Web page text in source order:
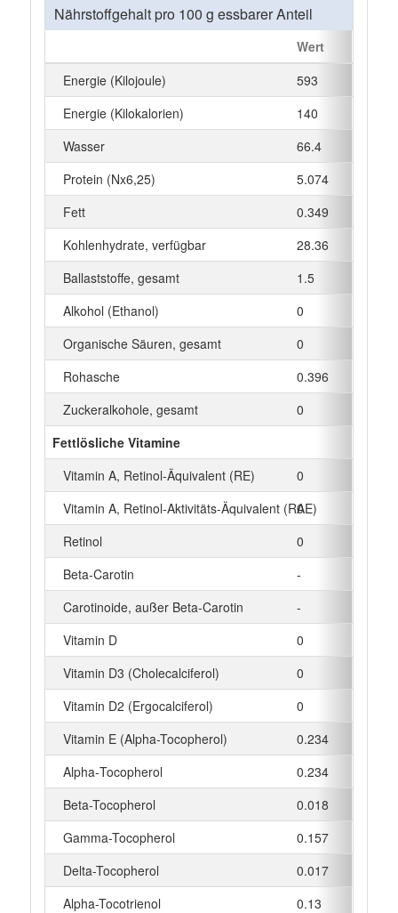
Nährstoffgehalt pro 100 g essbarer Anteil
Wert
Energie (Kilojoule)
593
Energie (Kilokalorien)
140
Wasser
66.4
Protein (Nx6,25)
5.074
Fett
0.349
Kohlenhydrate, verfügbar
28.36
Ballaststoffe, gesamt
1.5
Alkohol (Ethanol)
0
Organische Säuren, gesamt
0
Rohasche
0.396
Zuckeralkohole, gesamt
0
Fettlösliche Vitamine
Vitamin A, Retinol-Äquivalent (RE)
0
Vitamin A, Retinol-Aktivitäts-Äquivalent (RAE)
0
Retinol
0
Beta‑Carotin
-
Carotinoide, außer Beta-Carotin
-
Vitamin D
0
Vitamin D3 (Cholecalciferol)
0
Vitamin D2 (Ergocalciferol)
0
Vitamin E (Alpha-Tocopherol)
0.234
Alpha‑Tocopherol
0.234
Beta-Tocopherol
0.018
Gamma-Tocopherol
0.157
Delta-Tocopherol
0.017
Alpha-Tocotrienol
0.13